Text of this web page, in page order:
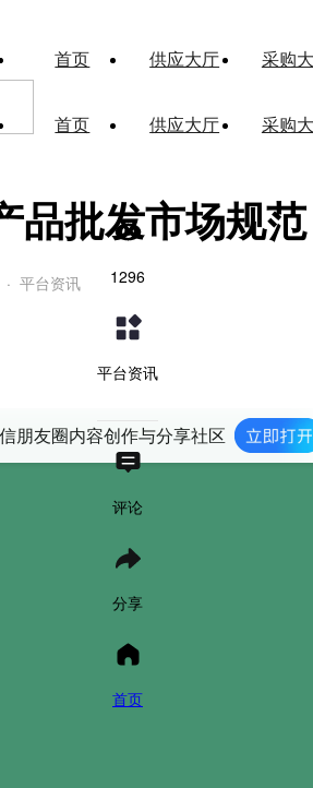
首页 供应大厅 采购
首页 供应大厅 采购
品批发市场规范
· 平台资讯 1296
平台资讯
评论
分享
首页